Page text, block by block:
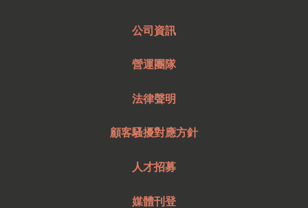
公司資訊
營運團隊
法律聲明
顧客騷擾對應方針
人才招募
媒體刊登